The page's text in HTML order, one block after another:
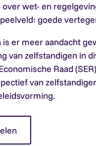
wet- en
goede
is er meer aandacht
van zelfstandigen in
Raad
van